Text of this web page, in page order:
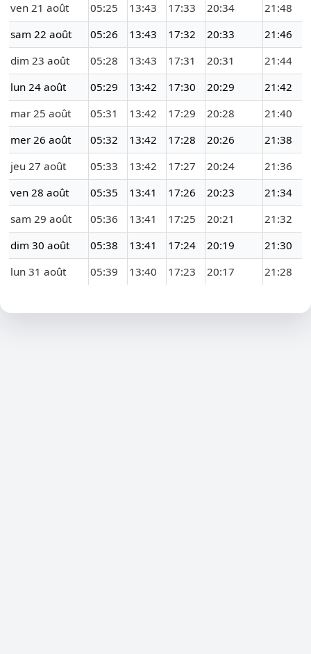
ven 21 août
05:25 13:43 17:33 20:34
21:48
sam 22 août
05:26 13:43 17:32 20:33
21:46
dim 23 août
05:28 13:43 17:31 20:31
21:44
lun 24 août
05:29 13:42 17:30 20:29
21:42
mar 25 août
05:31 13:42 17:29 20:28
21:40
mer 26 août
05:32 13:42 17:28 20:26
21:38
jeu 27 août
05:33 13:42 17:27 20:24
21:36
ven 28 août
05:35 13:41 17:26 20:23
21:34
sam 29 août
05:36 13:41 17:25 20:21
21:32
dim 30 août
05:38 13:41 17:24 20:19
21:30
lun 31 août
05:39 13:40 17:23 20:17 21:28